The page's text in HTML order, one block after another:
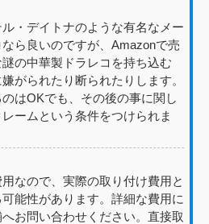
・デイトナのような有名なメー
ら良いのですが、Amazonで売
の中華製ドラレコを持ち込む
がられたり断られたりします。
はOKでも、その後の事に関し
ームという条件をつけられま
なので、実際の取り付け費用と
能性があります。詳細な費用に
お問い合わせください。直接取